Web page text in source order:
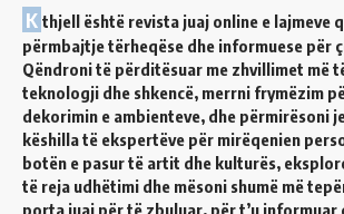
K thjell është revista juaj online e lajmeve
përmbajtje tërheqëse dhe informuese për
Qëndroni të përditësuar me zhvillimet më
teknologji dhe shkencë, merrni frymëzim
dekorimin e ambienteve, dhe përmirësoni
këshilla të ekspertëve për mirëqenien
botën e pasur të artit dhe kulturës,
të reja udhëtimi dhe mësoni shumë më
porta juaj për të zbuluar, për t’u informuar